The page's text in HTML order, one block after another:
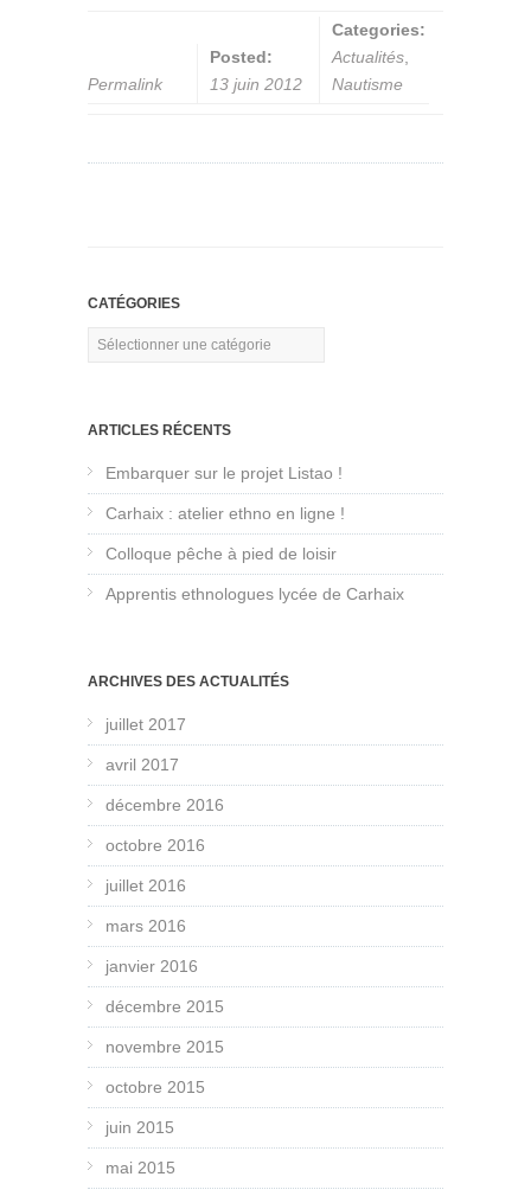
Permalink
Posted:
13 juin 2012
Categories:
Actualités
Nautisme
CATÉGORIES
Catégories
ARTICLES RÉCENTS
Embarquer sur le projet Listao !
Carhaix : atelier ethno en ligne !
Colloque pêche à pied de loisir
Apprentis ethnologues lycée de Carhaix
ARCHIVES DES ACTUALITÉS
juillet 2017
avril 2017
décembre 2016
octobre 2016
juillet 2016
mars 2016
janvier 2016
décembre 2015
novembre 2015
octobre 2015
juin 2015
mai 2015